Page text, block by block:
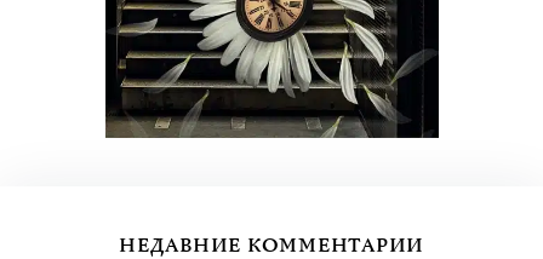
НЕДАВНИЕ КОММЕНТАРИИ